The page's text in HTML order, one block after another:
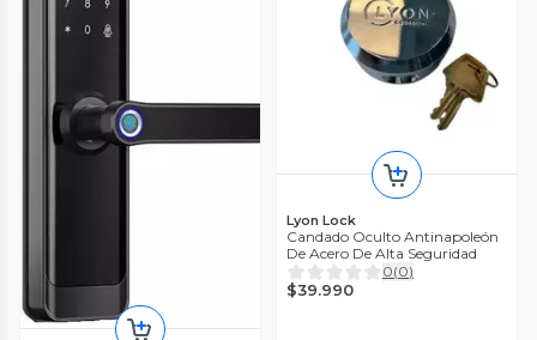
Lyon Lock
Candado Oculto Antinapoleón
De Acero De Alta Seguridad
0(0)
$39.990